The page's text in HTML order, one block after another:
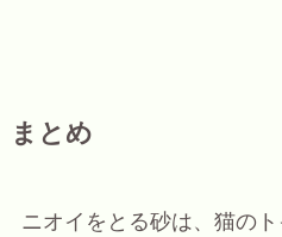
まとめ
ニオイをとる砂は、猫の